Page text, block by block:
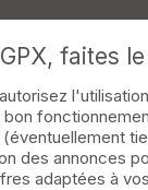
très boueux...
faites
des annonces
adaptées à